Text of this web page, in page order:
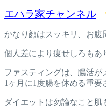
エハラ家チャンネル
かなり顔はスッキリ、お
個人差により痩せしろもあ
ファスティングは、腸活が
1ヶ月に1度腸を休める重要
ダイエットは勿論なこと